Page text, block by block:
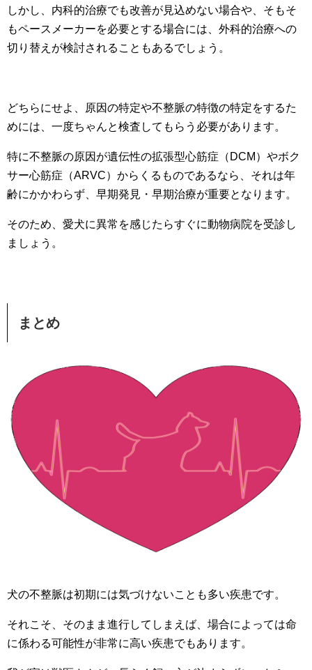
しかし、内科的治療でも改善が見込めない場合や、そもそ
もペースメーカーを必要とする場合には、外科的治療への
切り替えが検討されることもあるでしょう。
どちらにせよ、原因の特定や不整脈の特徴の特定をするた
めには、一度ちゃんと検査してもらう必要があります。
特に不整脈の原因が遺伝性の拡張型心筋症（DCM）やボク
サー心筋症（ARVC）からくるものであるなら、それは年
齢にかかわらず、早期発見・早期治療が重要となります。
そのため、愛犬に異常を感じたらすぐに動物病院を受診し
ましょう。
まとめ
犬の不整脈は初期には気づけないことも多い疾患です。
それこそ、そのまま進行してしまえば、場合によっては命
に係わる可能性が非常に高い疾患でもあります。